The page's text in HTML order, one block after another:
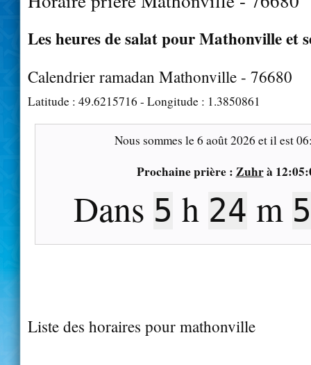
Les heures de salat pour Mathonville et
Calendrier ramadan Mathonville - 76680
Latitude : 49.6215716 - Longitude : 1.3850861
Nous sommes le6 août 2026 et il est
Prochaine prière : Zuhrà
Dans 5 h 24 m
Liste des horaires pour mathonville